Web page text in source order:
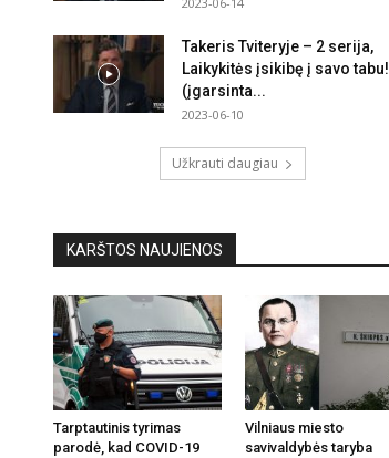
Takeris Tviteryje – 2 serija,
Laikykitės įsikibę į savo tabu!
(įgarsinta...
2023-06-10
Užkrauti daugiau
KARŠTOS NAUJIENOS
Tarptautinis tyrimas
parodė, kad COVID-19
Vilniaus miesto
savivaldybės taryba